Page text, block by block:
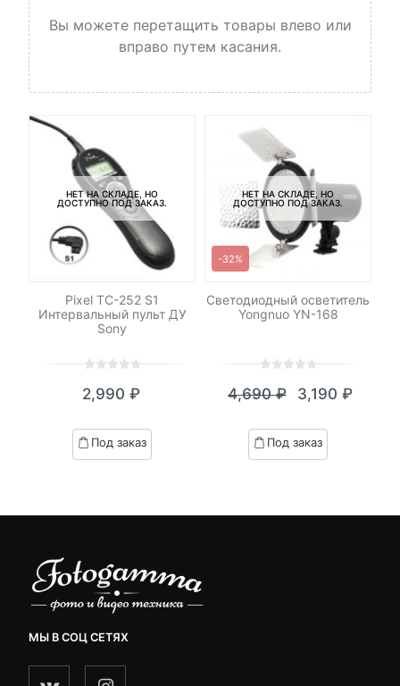
Вы можете перетащить товары влево или
вправо путем касания.
НЕТ НА СКЛАДЕ, НО
ДОСТУПНО ПОД ЗАКАЗ.
Pixel TC-252 S1
Интервальный пульт ДУ
Sony
out
based
on
2,990 ₽
Под заказ
НЕТ НА СКЛАДЕ, НО
ДОСТУПНО ПОД ЗАКАЗ.
-32%
Светодиодный осветитель
Yongnuo YN-168
out
based
on
4,690₽
цена
составляла
3,190 ₽
Текущая
цена:
3,190 ₽.
Под заказ
МЫ В СОЦ СЕТЯХ